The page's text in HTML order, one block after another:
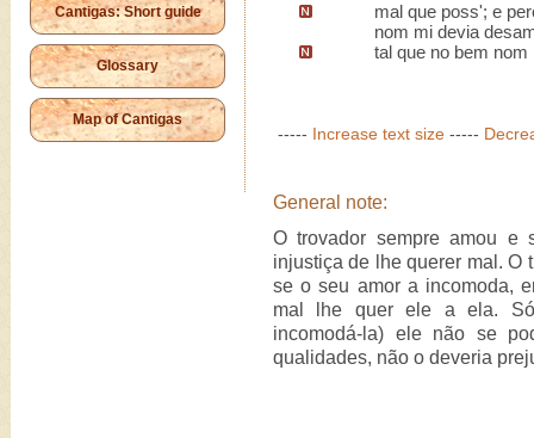
Cantigas: Short guide
Glossary
Map of Cantigas
mal que poss'; e
nom mi devia
tal que no bem nom
----- Increase text size -----
General note:
O trovador sempre amou e
injustiça de lhe querer mal. O
se o seu amor a incomoda,
mal lhe quer ele a ela.
incomodá-la) ele não se
qualidades, não o deveria